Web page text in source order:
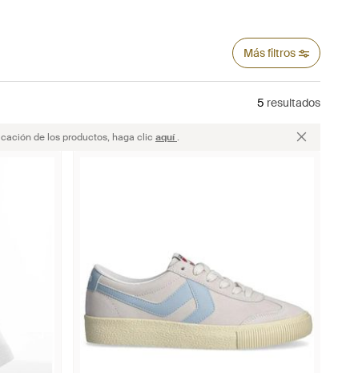
Más filtros
5 resultados
de los productos, haga clic aquí.